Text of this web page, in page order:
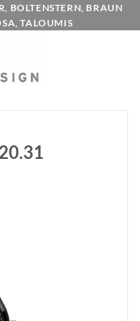
BOLTENSTERN, BRAUN
TALOUMIS